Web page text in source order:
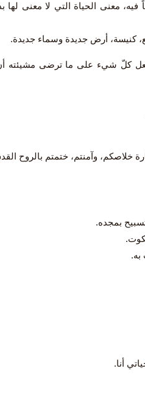
فيه، معنى الحياة التي لا معنى
كنيسة، أرض جديدة وسماء جديدة.
كلّ شيء على ما ترضى مشيئته أن
بمجده.
به.
أنا.